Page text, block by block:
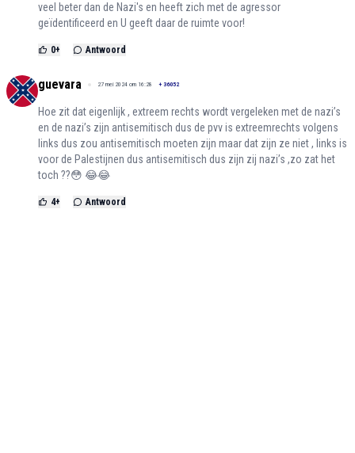
veel beter dan de Nazi's en heeft zich met de agressor
geïdentificeerd en U geeft daar de ruimte voor!
0+ Antwoord
guevara 27 mei 2024 om 16:28 + 36052
Hoe zit dat eigenlijk , extreem rechts wordt vergeleken met de nazi’s
en de nazi’s zijn antisemitisch dus de pvv is extreemrechts volgens
links dus zou antisemitisch moeten zijn maar dat zijn ze niet , links is
voor de Palestijnen dus antisemitisch dus zijn zij nazi’s ,zo zat het
toch ??😳 😂😂
4+ Antwoord